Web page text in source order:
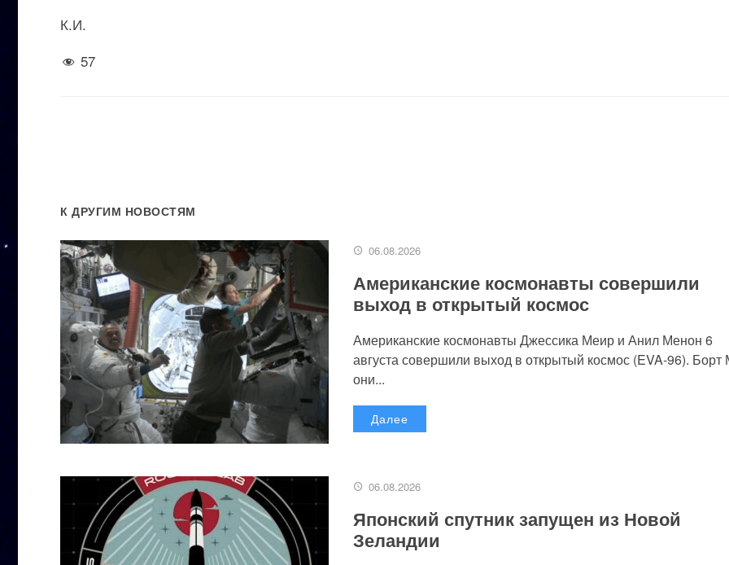
К.И.
57
К ДРУГИМ НОВОСТЯМ
06.08.2026
Американские космонавты совершили
выход в открытый космос
Американские космонавты Джессика Меир и Анил Менон 6
августа совершили выход в открытый космос (EVA-96).
они...
Далее
06.08.2026
Японский спутник запущен из Новой
Зеландии